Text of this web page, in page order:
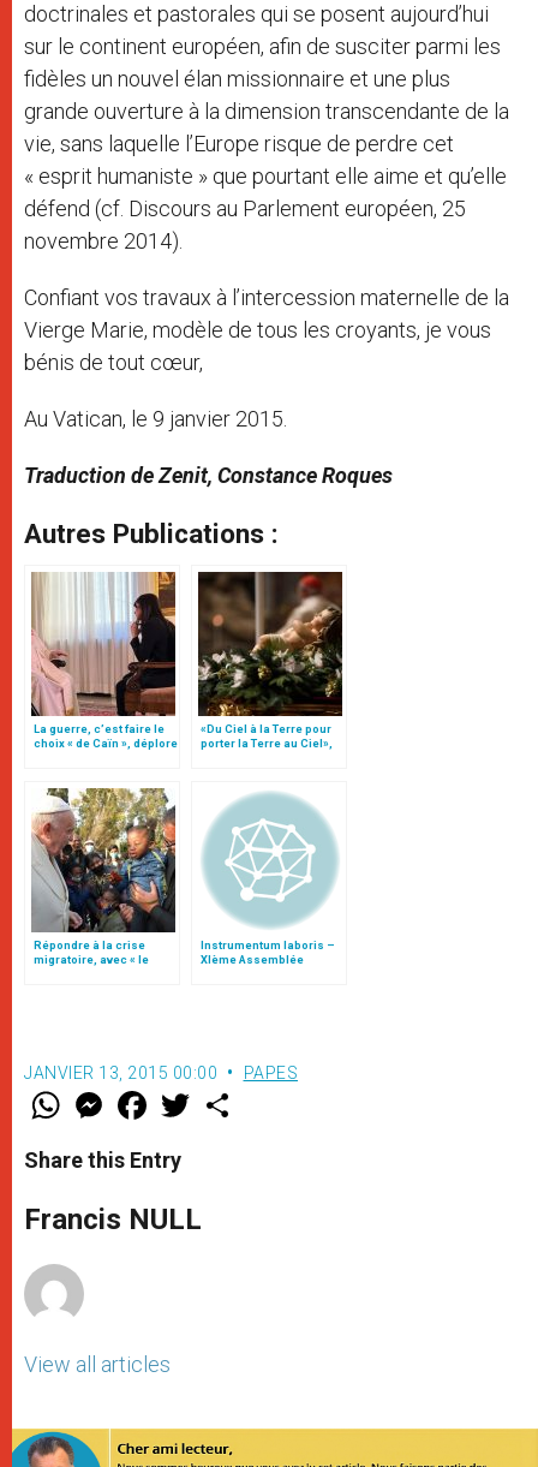
doctrinales et pastorales qui se posent aujourd’hui
sur le continent européen, afin de susciter parmi les
fidèles un nouvel élan missionnaire et une plus
grande ouverture à la dimension transcendante de la
vie, sans laquelle l’Europe risque de perdre cet
« esprit humaniste » que pourtant elle aime et qu’elle
défend (cf. Discours au Parlement européen, 25
novembre 2014).
Confiant vos travaux à l’intercession maternelle de la
Vierge Marie, modèle de tous les croyants, je vous
bénis de tout cœur,
Au Vatican, le 9 janvier 2015.
Traduction de Zenit, Constance Roques
Autres Publications :
La guerre, c’est faire le
choix « de Caïn », déplore
«Du Ciel à la Terre pour
porter la Terre au Ciel»,
Répondre à la crise
migratoire, avec « le
Instrumentum laboris –
XIème Assemblée
JANVIER 13, 2015 00:00 PAPES
W
t
s
p
p
M
e
s
e
g
e
F
a
e
b
o
k
w
Share this Entry
Francis NULL
View all articles